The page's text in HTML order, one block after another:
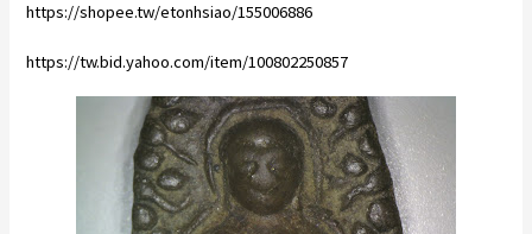
https://shopee.tw/etonhsiao/155006886
https://tw.bid.yahoo.com/item/100802250857